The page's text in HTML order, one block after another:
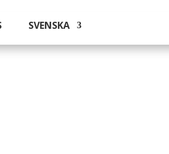
SVENSKA